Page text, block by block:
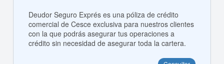
Deudor Seguro Exprés es una póliza de crédito
comercial de Cesce exclusiva para nuestros clientes
con la que podrás asegurar tus operaciones a
crédito sin necesidad de asegurar toda la cartera.